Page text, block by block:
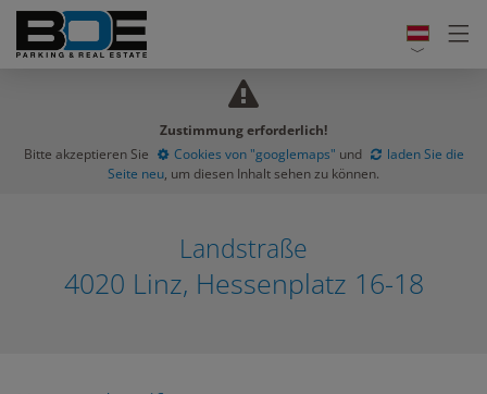
Zustimmung erforderlich!
Bitte akzeptieren Sie
Cookies von "googlemaps" und
laden Sie die
Seite neu, um diesen Inhalt sehen zu können.
Landstraße
4020 Linz, Hessenplatz 16-18